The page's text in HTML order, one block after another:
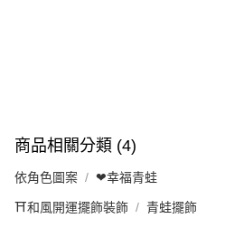
商品相關分類 (4)
依角色圖案 ❤幸福青蛙
⛩️和風開運擺飾裝飾 青蛙擺飾